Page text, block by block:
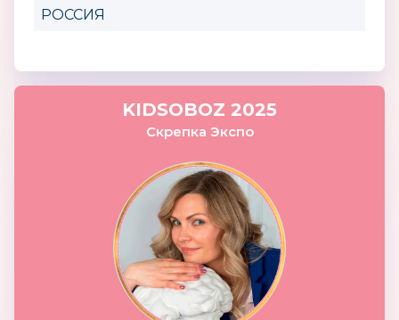
РОССИЯ
KIDSOBOZ 2025
Скрепка Экспо